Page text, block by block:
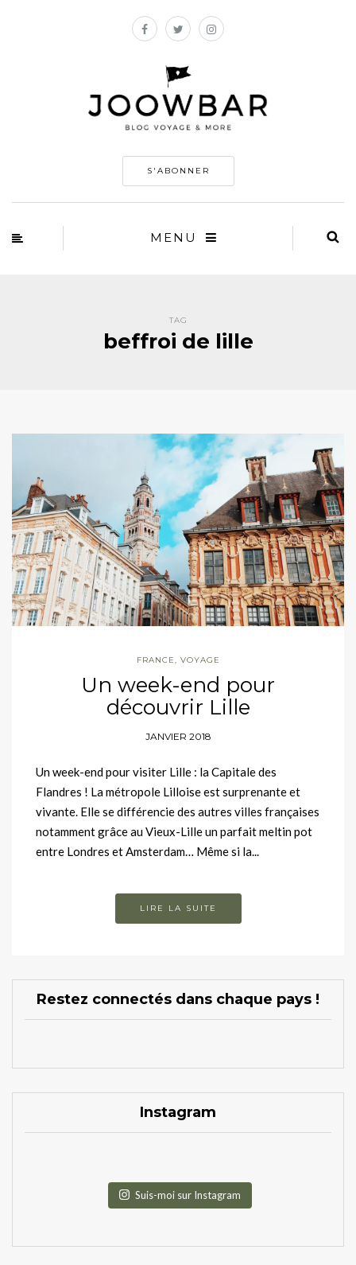
S'ABONNER
MENU
TAG
beffroi de lille
FRANCE VOYAGE
Un week-end pour
découvrir Lille
JANVIER 2018
Un week-end pour visiter Lille : la Capitale des
Flandres ! La métropole Lilloise est surprenante et
vivante. Elle se différencie des autres villes françaises
notamment grâce au Vieux-Lille un parfait meltin pot
entre Londres et Amsterdam… Même si la...
LIRE LA SUITE
Restez connectés dans chaque pays !
Instagram
Suis-moi sur Instagram